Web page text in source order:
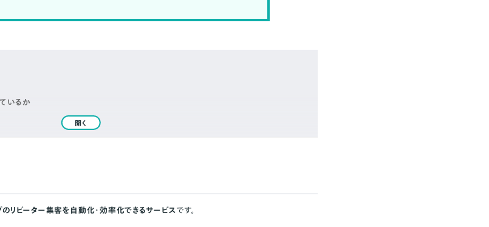
いるか
開く
リピーター集客を自動化・効率化できるサービスです。